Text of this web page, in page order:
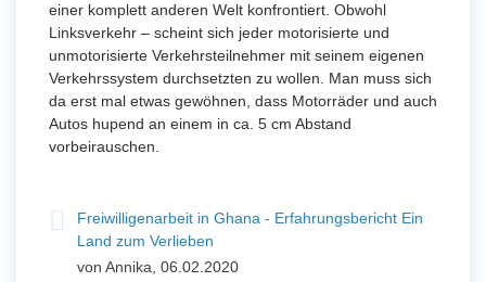
einer komplett anderen Welt konfrontiert. Obwohl
Linksverkehr – scheint sich jeder motorisierte und
unmotorisierte Verkehrsteilnehmer mit seinem eigenen
Verkehrssystem durchsetzten zu wollen. Man muss sich
da erst mal etwas gewöhnen, dass Motorräder und auch
Autos hupend an einem in ca. 5 cm Abstand
vorbeirauschen.
Freiwilligenarbeit in Ghana - Erfahrungsbericht Ein
Land zum Verlieben
von Annika, 06.02.2020